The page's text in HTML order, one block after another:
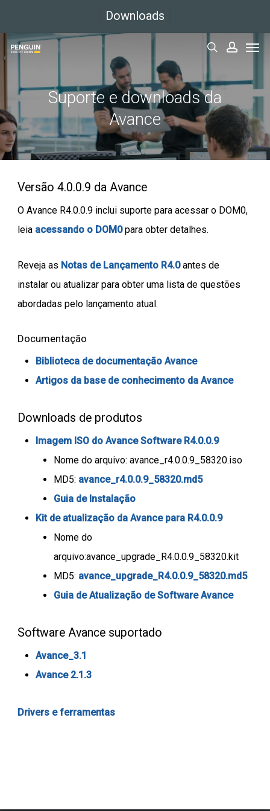
principal
Downloads
Suporte e downloads da
Avance
Versão 4.0.0.9 da Avance
O Avance R4.0.0.9 inclui suporte para acessar o DOM0,
leia acessando o DOM0para obter detalhes.
Reveja as Notas de Lançamento R4.0antes de
instalar ou atualizar para obter uma lista de questões
abordadas pelo lançamento atual.
Documentação
Biblioteca de documentação Avance
Artigos da base de conhecimento da Avance
Downloads de produtos
Imagem ISO do Avance Software R4.0.0.9
Nome do arquivo: avance_r4.0.0.9_58320.iso
MD5: avance_r4.0.0.9_58320.md5
Guia de Instalação
Kit de atualização da Avance para R4.0.0.9
Nome do
arquivo:avance_upgrade_R4.0.0.9_58320.kit
MD5: avance_upgrade_R4.0.0.9_58320.md5
Guia de Atualização de Software Avance
Software Avance suportado
Avance_3.1
Avance 2.1.3
Drivers e ferramentas